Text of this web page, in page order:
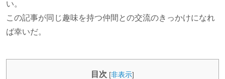
い。
この記事が同じ趣味を持つ仲間との交流のきっかけになれ
ば幸いだ。
目次 [非表示]